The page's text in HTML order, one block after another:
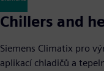
Chillers and
Siemens Climatix pro
aplikací chladičů a